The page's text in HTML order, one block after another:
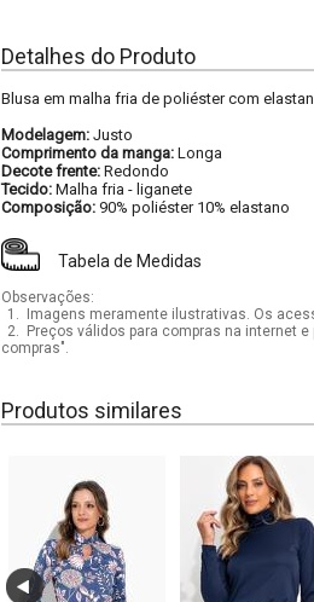
Detalhes do Produto
Blusa em malha fria de poliéster com
Modelagem: Justo
Comprimento da manga: Longa
Decote frente: Redondo
Tecido: Malha fria - liganete
Composição: 90% poliéster 10% elastano
Tabela de Medidas
Observações:
1.
Imagens meramente ilustrativas. Os
2.
Preços válidos para compras na internet
compras".
Produtos similares